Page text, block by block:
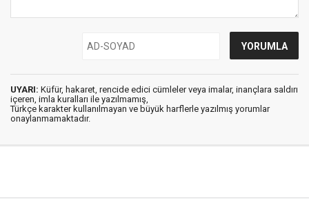
UYARI: Küfür, hakaret, rencide edici cümleler veya imalar, inançlara saldırı
içeren, imla kuralları ile yazılmamış,
Türkçe karakter kullanılmayan ve büyük harflerle yazılmış yorumlar
onaylanmamaktadır.